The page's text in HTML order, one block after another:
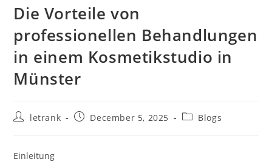
Die Vorteile von
professionellen Behandlungen
in einem Kosmetikstudio in
Münster
Postletrank
PostDecember 5, 2025
PostBlogs
Einleitung